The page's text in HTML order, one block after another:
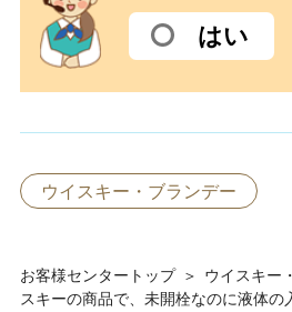
お客様センタートップ ＞ ウイスキー
スキーの商品で、未開栓なのに液体の
はい
ウイスキー・ブランデー